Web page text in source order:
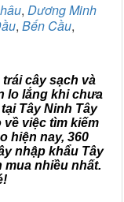
, Dương Minh
, Bến Cầu,
cây sạch và
lo lắng khi chưa
Tây Ninh Tây
việc tìm kiếm
hiện nay, 360
nhập khẩu Tây
nhiều nhất.